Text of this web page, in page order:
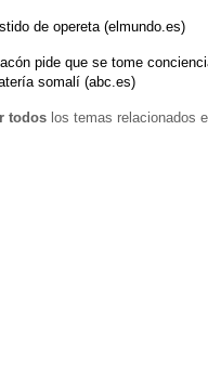
de opereta (elmundo.es)
pide que se tome
somalí (abc.es)
todos los temas relacionados